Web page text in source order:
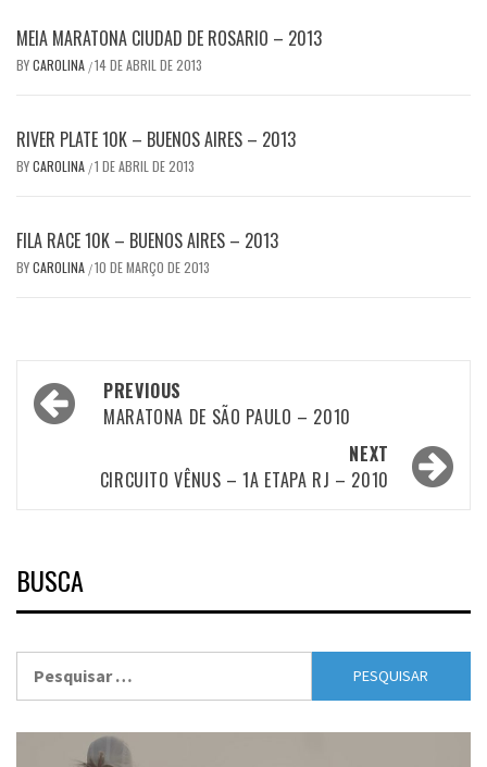
MEIA MARATONA CIUDAD DE ROSARIO – 2013
BYCAROLINA /14 DE ABRIL DE 2013
RIVER PLATE 10K – BUENOS AIRES – 2013
BYCAROLINA /1 DE ABRIL DE 2013
FILA RACE 10K – BUENOS AIRES – 2013
BYCAROLINA /10 DE MARÇO DE 2013
Post
navigation
PREVIOUS
MARATONA DE SÃO PAULO – 2010
NEXT
CIRCUITO VÊNUS – 1A ETAPA RJ – 2010
BUSCA
por: